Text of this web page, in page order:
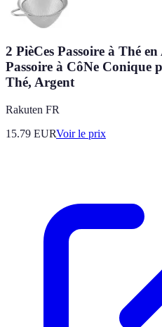
2 PièCes Passoire à Thé
Passoire à CôNe Conique
Thé, Argent
Rakuten FR
15.79 EURVoir le prix